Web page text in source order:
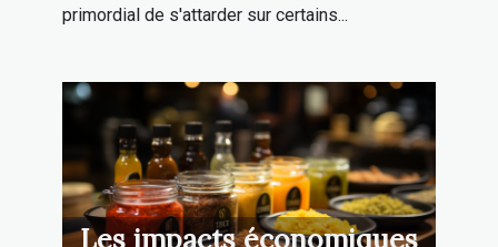
primordial de s'attarder sur certains...
Les impacts économiques